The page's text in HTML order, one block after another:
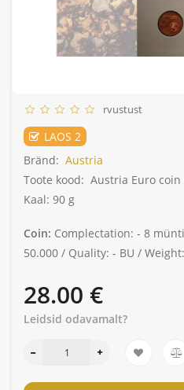
rvustust
LAOS 2
Bränd: Austria
Toote kood: Austria Euro
Kaal: 90 g
Coin: Complectation: - 8
50.000 / Quality: - BU /
28.00 €
Leidsid odavamalt?